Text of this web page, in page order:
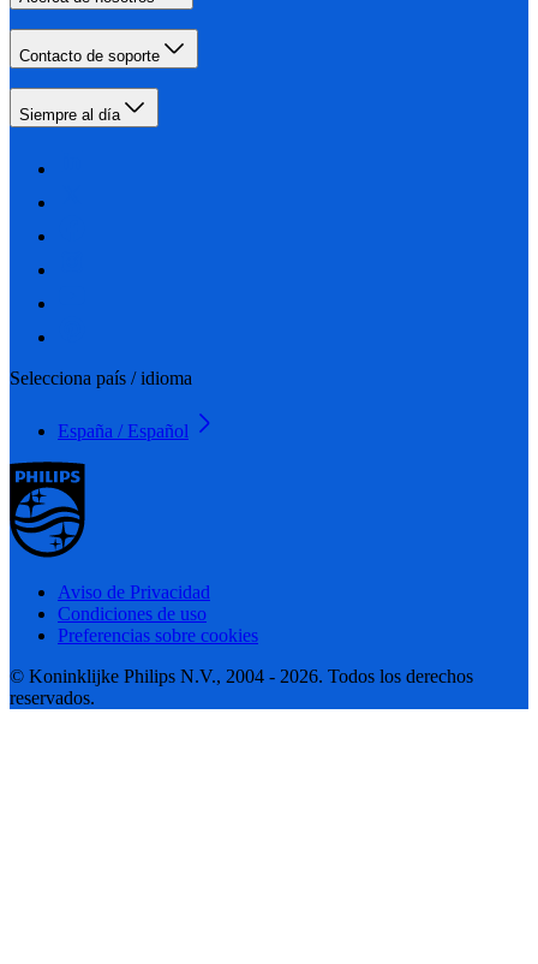
Contacto de soporte
Siempre al día
Selecciona país / idioma
España / Español
Aviso de Privacidad
Condiciones de uso
Preferencias sobre cookies
© Koninklijke Philips N.V., 2004 - 2026. Todos los derechos
reservados.